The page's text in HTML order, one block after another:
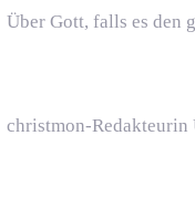
Über Gott, falls es den
christmon-Redakteurin